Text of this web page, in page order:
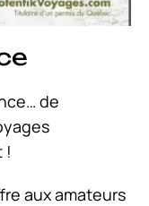
de
!
aux amateurs